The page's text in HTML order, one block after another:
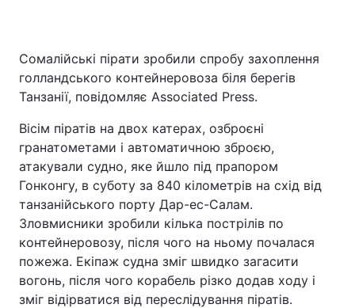
Сомалійські пірати зробили спробу захоплення
голландського контейнеровоза біля берегів
Танзанії, повідомляє Associated Press.
Вісім піратів на двох катерах, озброєні
гранатометами і автоматичною зброєю,
атакували судно, яке йшло під прапором
Гонконгу, в суботу за 840 кілометрів на схід від
танзанійського порту Дар-ес-Салам.
Зловмисники зробили кілька пострілів по
контейнеровозу, після чого на ньому почалася
пожежа. Екіпаж судна зміг швидко загасити
вогонь, після чого корабель різко додав ходу і
зміг відірватися від переслідування піратів.